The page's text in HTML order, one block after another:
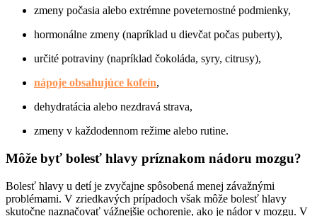
zmeny počasia alebo extrémne poveternostné podmienky,
hormonálne zmeny (napríklad u dievčat počas puberty),
určité potraviny (napríklad čokoláda, syry, citrusy),
nápoje obsahujúce kofeín,
dehydratácia alebo nezdravá strava,
zmeny v každodennom režime alebo rutine.
Môže byť bolesť hlavy príznakom nádoru mozgu?
Bolesť hlavy u detí je zvyčajne spôsobená menej závažnými
problémami. V zriedkavých prípadoch však môže bolesť hlavy
skutočne naznačovať vážnejšie ochorenie, ako je nádor v mozgu. V